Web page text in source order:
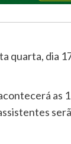
quarta, dia
as